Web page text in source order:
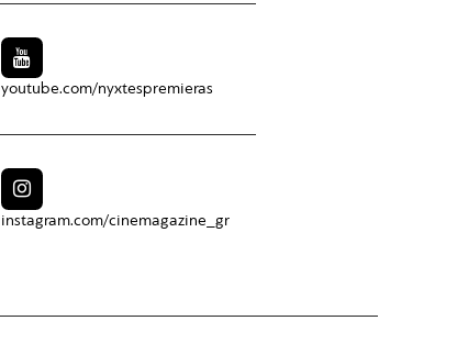
youtube.com/nyxtespremieras
instagram.com/cinemagazine_gr